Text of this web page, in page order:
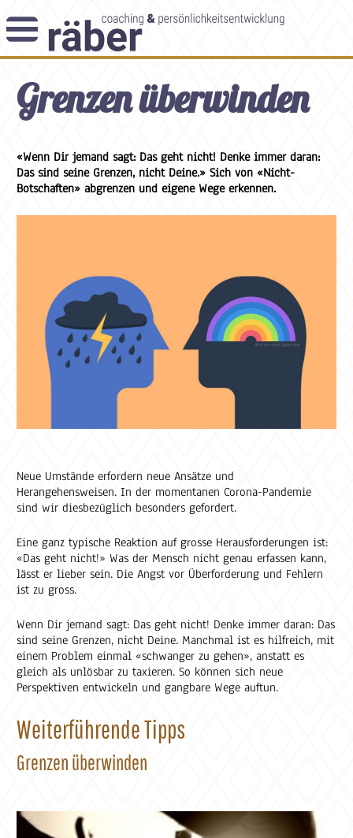
Themenblog
Angebot
Das Enneagramm
Arbeitsweise
Grenzen überwinden
«Wenn Dir jemand sagt: Das geht nicht! Denke immer daran:
Das sind seine Grenzen, nicht Deine.» Sich von «Nicht-
Botschaften» abgrenzen und eigene Wege erkennen.
Neue Umstände erfordern neue Ansätze und
Herangehensweisen. In der momentanen Corona-Pandemie
sind wir diesbezüglich besonders gefordert.
Eine ganz typische Reaktion auf grosse Herausforderungen ist:
«Das geht nicht!» Was der Mensch nicht genau erfassen kann,
lässt er lieber sein. Die Angst vor Überforderung und Fehlern
ist zu gross.
Wenn Dir jemand sagt: Das geht nicht! Denke immer daran: Das
sind seine Grenzen, nicht Deine. Manchmal ist es hilfreich, mit
einem Problem einmal «schwanger zu gehen», anstatt es
gleich als unlösbar zu taxieren. So können sich neue
Perspektiven entwickeln und gangbare Wege auftun.
Weiterführende Tipps
Grenzen überwinden